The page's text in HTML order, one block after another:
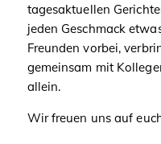
tagesaktuellen
jeden Geschmack
Freunden vorbei,
gemeinsam mit
allein.
Wir freuen uns auf